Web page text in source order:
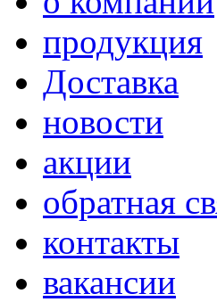
продукция
Доставка
новости
акции
обратная
контакты
вакансии